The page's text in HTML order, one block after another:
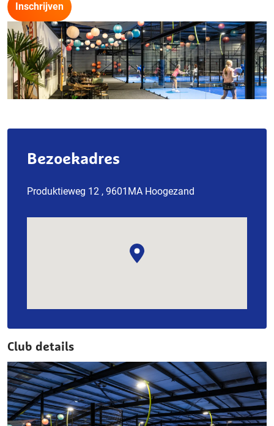
Inschrijven
Bezoekadres
Produktieweg 12 , 9601MA Hoogezand
Club details